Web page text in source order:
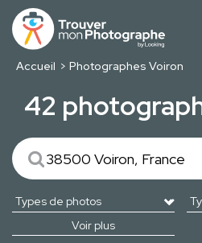
Accueil Photographes Voiron
42
Voir plus